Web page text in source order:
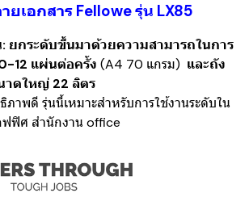
ยเอกสาร Fellowe รุ่น LX85
ยกระดับขึ้นมาด้วยความสามารถในการ
12 แผ่นต่อครั้ง (A4 70 แกรม) และถัง
าดใหญ่ 22 ลิตร
ภาพดี รุ่นนี้เหมาะสำหรับการใช้งานระดับใน
ฟิศ สำนักงาน office